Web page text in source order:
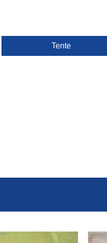
Tente